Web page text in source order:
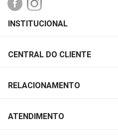
PAGAMENTO
INSTITUCIONAL
CENTRAL DO CLIENTE
RELACIONAMENTO
ATENDIMENTO